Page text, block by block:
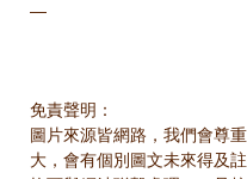
—
免責聲明：
圖片來源皆網路，我們會尊
大，會有個別圖文未來得及